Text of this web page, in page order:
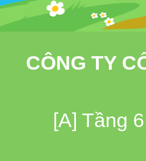
CÔNG TY
[A] Tầng